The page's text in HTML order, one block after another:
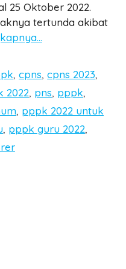
25 Oktober 2022.
tertunda akibat
,cpns,cpns 2023,
2022, pns, pppk,
, pppk 2022 untuk
, pppk guru 2022,